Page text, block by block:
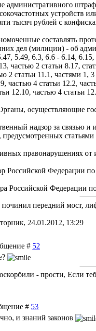
устройств
тысяч рублей с
составлять
дел (милиции) - об
5.49, 6.3, 6.6 - 6.14,
частью 2 статьи 8.17,
2 статьи 11.1, частями 1,
частью 4 статьи 12.2,
12.10, частью 4 статьи
осуществляющие
надзор за связью
правонарушениях
Российской Федерации
Российской Федерации
передний мост,
24.01.2012, 13:29
# 52
оскорбили - прости,
# 53
и знаний законов